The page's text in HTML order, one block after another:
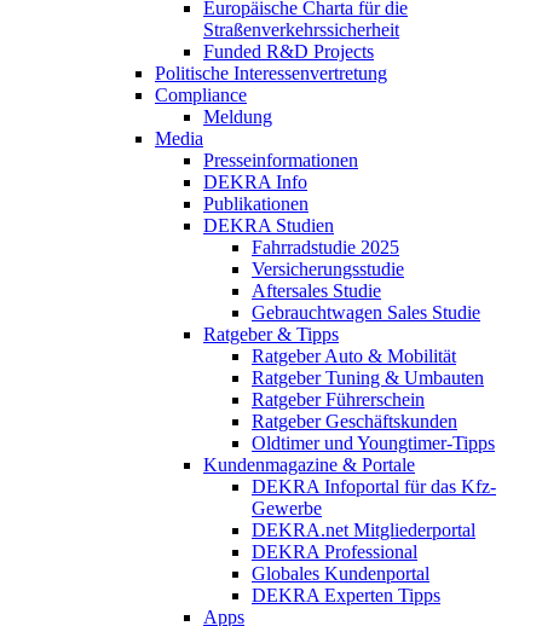
Europäische Charta für die
Straßenverkehrssicherheit
Funded R&D Projects
Politische Interessenvertretung
Compliance
Meldung
Media
Presseinformationen
DEKRA Info
Publikationen
DEKRA Studien
Fahrradstudie 2025
Versicherungsstudie
Aftersales Studie
Gebrauchtwagen Sales Studie
Ratgeber & Tipps
Ratgeber Auto & Mobilität
Ratgeber Tuning & Umbauten
Ratgeber Führerschein
Ratgeber Geschäftskunden
Oldtimer und Youngtimer-Tipps
Kundenmagazine & Portale
DEKRA Infoportal für das Kfz-
Gewerbe
DEKRA.net Mitgliederportal
DEKRA Professional
Globales Kundenportal
DEKRA Experten Tipps
Apps